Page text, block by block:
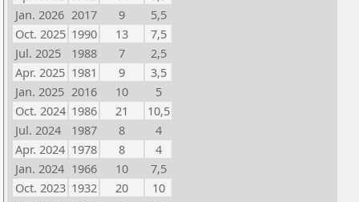
Jan. 2026 2017 9
5,5
Oct. 2025 1990 13
7,5
Jul. 2025
1988 7
2,5
Apr. 2025 1981 9
3,5
Jan. 2025 2016 10
5
Oct. 2024 1986 21
10,5
Jul. 2024
1987 8
4
Apr. 2024 1978 8
4
Jan. 2024 1966 10
7,5
Oct. 2023 1932 20
10